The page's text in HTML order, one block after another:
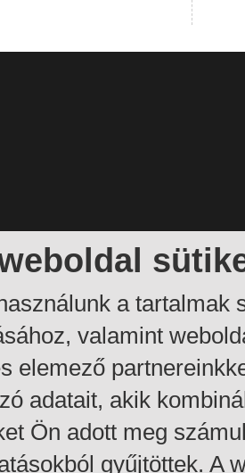
a tartalmak
valamint
elemező
adatait, akik
Ön adott meg
gyűjtöttek. A